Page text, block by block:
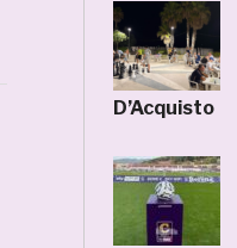
D’Acquisto